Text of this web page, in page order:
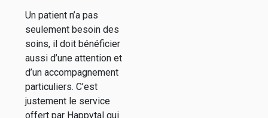
Un patient n’a pas
seulement besoin des
soins, il doit bénéficier
aussi d’une attention et
d’un accompagnement
particuliers. C’est
justement le service
offert par Happytal qui